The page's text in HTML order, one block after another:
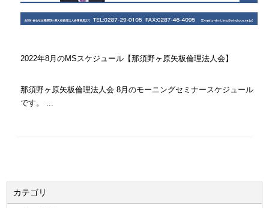
2022年8月のMSスケジュール【那須野ヶ原矢板倫理法人会】
那須野ヶ原矢板倫理法人会 8月のモーニングセミナースケジュール
です。 ...
カテゴリ